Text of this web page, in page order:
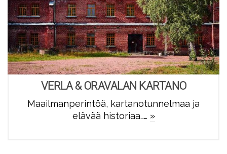
VERLA & ORAVALAN KARTANO
Maailmanperintöä, kartanotunnelmaa ja
elävää historiaa…… »